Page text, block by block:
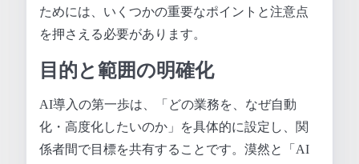
ためには、いくつかの重要なポイントと注意点
を押さえる必要があります。
目的と範囲の明確化
AI導入の第一歩は、「どの業務を、なぜ自動
化・高度化したいのか」を具体的に設定し、関
係者間で目標を共有することです。漠然と「AI